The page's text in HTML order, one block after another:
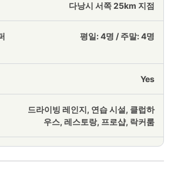
다낭시 서쪽 25km 지점
평일: 4명 / 주말: 4명
Yes
드라이빙 레인지, 연습 시설, 클럽하
우스, 레스토랑, 프로샵, 락커룸